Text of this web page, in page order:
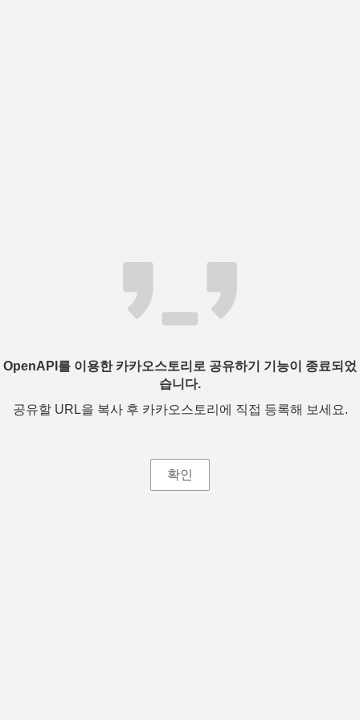
OpenAPI를 이용한 카카오스토리로 공유하기 기능이 종료되었
습니다.
공유할 URL을 복사 후 카카오스토리에 직접 등록해 보세요.
확인